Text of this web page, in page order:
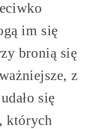
im się
bronią się
z
się
których